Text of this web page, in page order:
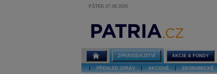
PÁTEK 07.08.2026
ZPRAVODAJSTVÍ AKCIE & FONDY
PŘEHLED ZPRÁV AKCIOVÉ EKONOMICKÉ